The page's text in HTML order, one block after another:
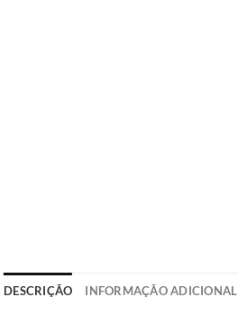
DESCRIÇÃO INFORMAÇÃO ADICIONAL